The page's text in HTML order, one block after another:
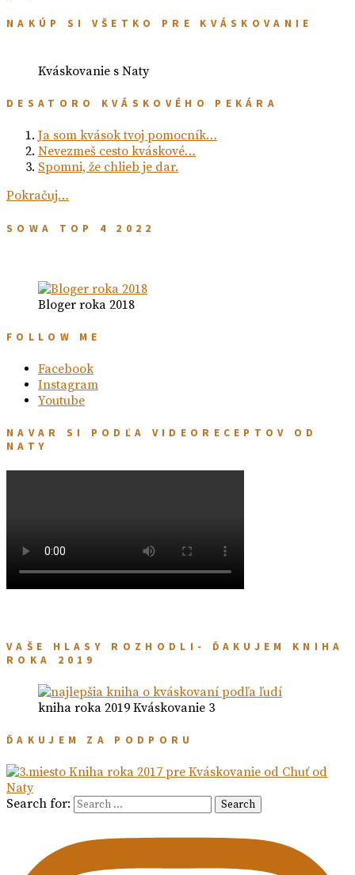
NAKÚP SI VŠETKO PRE KVÁSKOVANIE
Kváskovanie s Naty
DESATORO KVÁSKOVÉHO PEKÁRA
Ja som kvások tvoj pomocník…
Nevezmeš cesto kváskové…
Spomni, že chlieb je dar.
Pokračuj…
SOWA TOP 4 2022
Bloger roka 2018
FOLLOW ME
Facebook
Instagram
Youtube
NAVAR SI PODĽA VIDEORECEPTOV OD
NATY
VAŠE HLASY ROZHODLI- ĎAKUJEM KNIHA
ROKA 2019
kniha roka 2019 Kváskovanie 3
ĎAKUJEM ZA PODPORU
Search for: Search